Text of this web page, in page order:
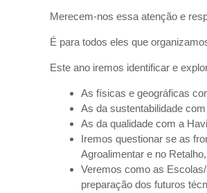
Merecem-nos essa atenção e
É para todos eles que
Este ano iremos identificar e
As físicas e geográficas
As da sustentabilidade
As da qualidade com a
Iremos questionar se as
Agroalimentar e no
Veremos como as
preparação dos futuros